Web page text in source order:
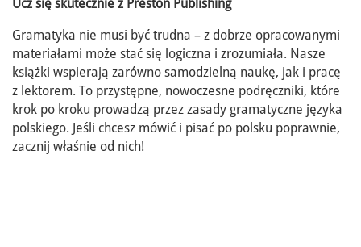
Ucz się skutecznie z Preston Publishing
Gramatyka nie musi być trudna – z dobrze opracowanymi
materiałami może stać się logiczna i zrozumiała. Nasze
książki wspierają zarówno samodzielną naukę, jak i pracę
z lektorem. To przystępne, nowoczesne podręczniki, które
krok po kroku prowadzą przez zasady gramatyczne języka
polskiego. Jeśli chcesz mówić i pisać po polsku poprawnie,
zacznij właśnie od nich!